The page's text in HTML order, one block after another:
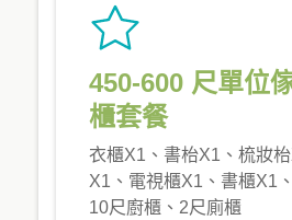
450-600 尺單位
櫃套餐
衣櫃X1、書枱X1、梳妝
X1、電視櫃X1、書櫃X1
10尺廚櫃、2尺廁櫃